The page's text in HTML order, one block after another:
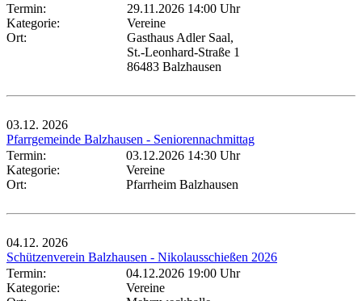
Termin:
29.11.2026 14:00 Uhr
Kategorie:
Vereine
Ort:
Gasthaus Adler Saal,
St.-Leonhard-Straße 1
86483 Balzhausen
03.12. 2026
Pfarrgemeinde Balzhausen - Seniorennachmittag
Termin:
03.12.2026 14:30 Uhr
Kategorie:
Vereine
Ort:
Pfarrheim Balzhausen
04.12. 2026
Schützenverein Balzhausen - Nikolausschießen 2026
Termin:
04.12.2026 19:00 Uhr
Kategorie:
Vereine